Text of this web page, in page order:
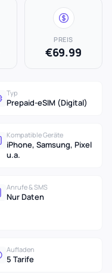
PREIS
€69.99
Typ
Prepaid-eSIM (Digital)
Kompatible Geräte
iPhone, Samsung, Pixel
u.a.
Anrufe & SMS
Nur Daten
Aufladen
5 Tarife